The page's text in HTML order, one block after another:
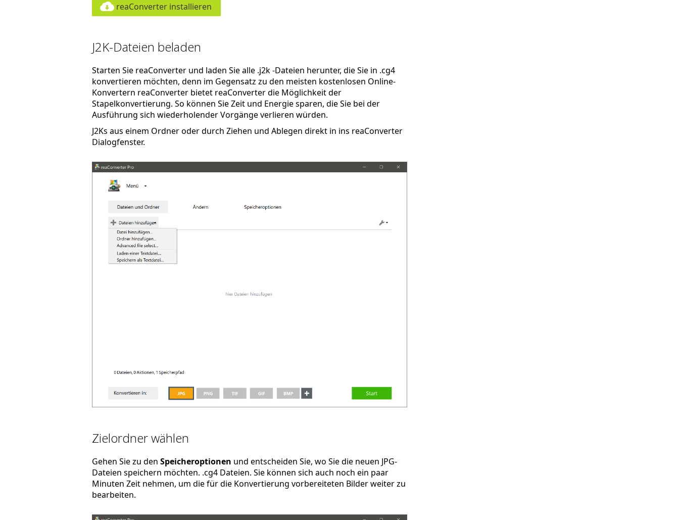
reaConverter installieren
J2K-Dateien beladen
Starten Sie reaConverter und laden Sie alle .j2k -Dateien herunter, die Sie in .cg4
konvertieren möchten, denn im Gegensatz zu den meisten kostenlosen Online-
Konvertern reaConverter bietet reaConverter die Möglichkeit der
Stapelkonvertierung. So können Sie Zeit und Energie sparen, die Sie bei der
Ausführung sich wiederholender Vorgänge verlieren würden.
J2Ks aus einem Ordner oder durch Ziehen und Ablegen direkt in ins reaConverter
Dialogfenster.
Zielordner wählen
Gehen Sie zu den Speicheroptionen und entscheiden Sie, wo Sie die neuen JPG-
Dateien speichern möchten. .cg4 Dateien. Sie können sich auch noch ein paar
Minuten Zeit nehmen, um die für die Konvertierung vorbereiteten Bilder weiter zu
bearbeiten.